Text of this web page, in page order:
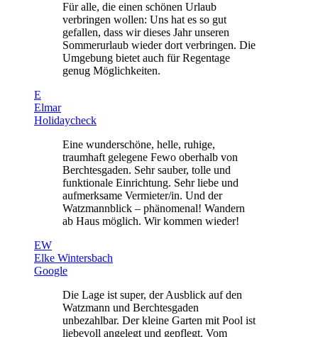
Für alle, die einen schönen Urlaub
verbringen wollen: Uns hat es so gut
gefallen, dass wir dieses Jahr unseren
Sommerurlaub wieder dort verbringen. Die
Umgebung bietet auch für Regentage
genug Möglichkeiten.
E
Elmar
Holidaycheck
Eine wunderschöne, helle, ruhige,
traumhaft gelegene Fewo oberhalb von
Berchtesgaden. Sehr sauber, tolle und
funktionale Einrichtung. Sehr liebe und
aufmerksame Vermieter/in. Und der
Watzmannblick – phänomenal! Wandern
ab Haus möglich. Wir kommen wieder!
EW
Elke Wintersbach
Google
Die Lage ist super, der Ausblick auf den
Watzmann und Berchtesgaden
unbezahlbar. Der kleine Garten mit Pool ist
liebevoll angelegt und gepflegt. Vom